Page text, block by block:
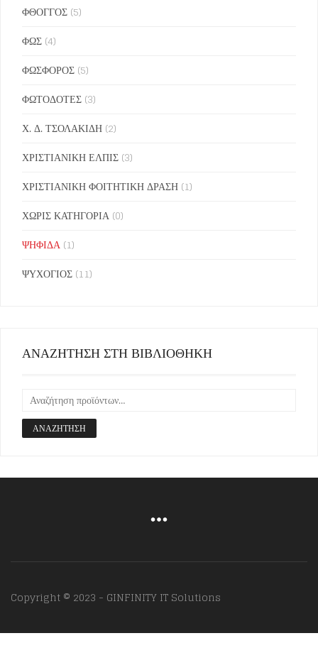
ΦΘΟΓΓΟΣ (5)
ΦΩΣ (4)
ΦΩΣΦΟΡΟΣ (5)
ΦΩΤΟΔΟΤΕΣ (3)
Χ. Δ. ΤΣΟΛΑΚΙΔΗ (2)
ΧΡΙΣΤΙΑΝΙΚΗ ΕΛΠΙΣ (3)
ΧΡΙΣΤΙΑΝΙΚΗ ΦΟΙΤΗΤΙΚΗ ΔΡΑΣΗ (1)
ΧΩΡΙΣ ΚΑΤΗΓΟΡΙΑ (0)
ΨΗΦΙΔΑ (1)
ΨΥΧΟΓΙΟΣ (11)
ΑΝΑΖΗΤΗΣΗ ΣΤΗ ΒΙΒΛΙΟΘΗΚΗ
ΑΝΑΖΉΤΗΣΗ
Copyright © 2023 - GINFINITY IT Solutions